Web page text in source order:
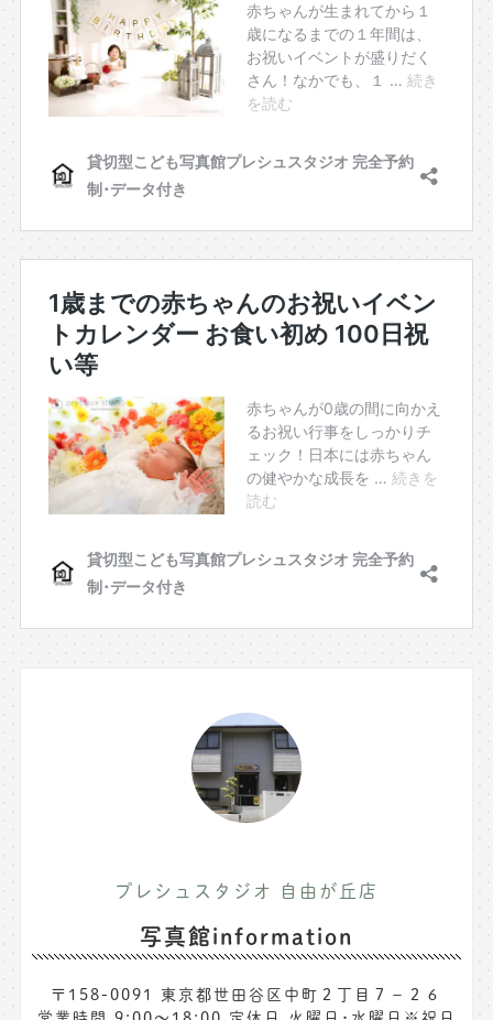
プレシュスタジオ 自由が丘店
写真館information
〒158-0091 東京都世田谷区中町２丁目７−２６